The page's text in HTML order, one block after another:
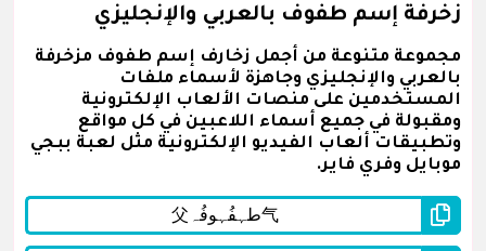
زخرفة إسم طفوف بالعربي والإنجليزي
مجموعة متنوعة من أجمل زخارف إسم طفوف مزخرفة
بالعربي والإنجليزي وجاهزة لأسماء ملفات
المستخدمين على منصات الألعاب الإلكترونية
ومقبولة في جميع أسماء اللاعبين في كل مواقع
وتطبيقات ألعاب الفيديو الإلكترونية مثل لعبة ببجي
موبايل وفري فاير.